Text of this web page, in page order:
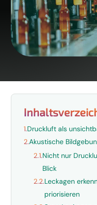
1.Druckluft als
2.Akustische
2.1.Nicht nur
Blick
2.2.Leckagen
priorisieren